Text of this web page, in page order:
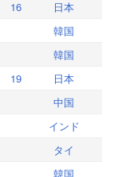
16
日本
韓国
韓国
19
日本
中国
インド
タイ
韓国